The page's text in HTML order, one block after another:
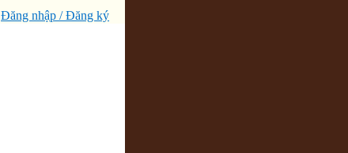
Đăng nhập / Đăng ký